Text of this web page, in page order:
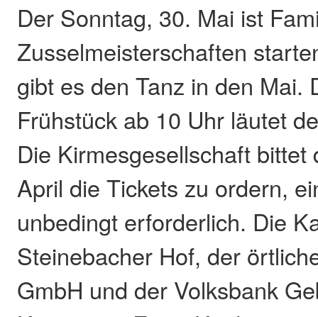
Der Sonntag, 30. Mai ist
Zusselmeisterschaften
gibt es den Tanz in den Mai.
Frühstück ab 10 Uhr läutet
Die Kirmesgesellschaft
April die Tickets zu ordern,
unbedingt erforderlich. Die
Steinebacher Hof, der
GmbH und der Volksbank